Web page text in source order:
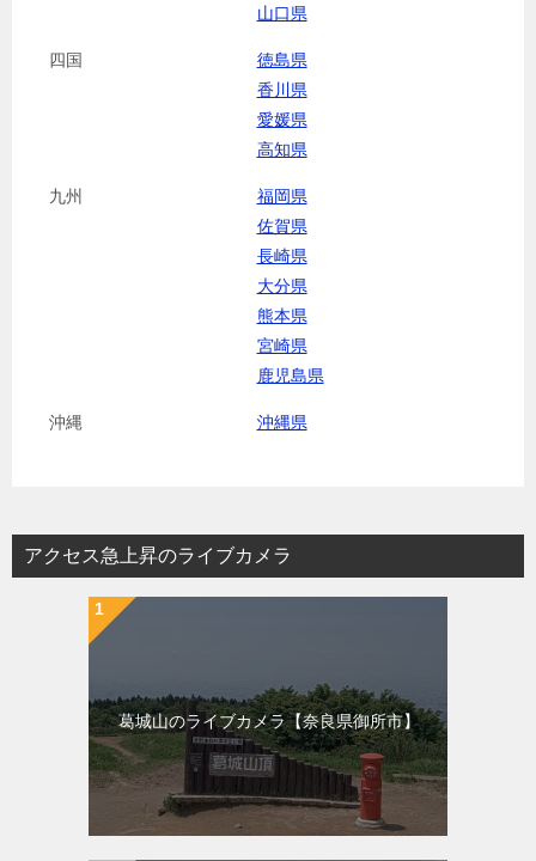
山口県
四国
徳島県
香川県
愛媛県
高知県
九州
福岡県
佐賀県
長崎県
大分県
熊本県
宮崎県
鹿児島県
沖縄 沖縄県
アクセス急上昇のライブカメラ
葛城山のライブカメラ【奈良県御所市】